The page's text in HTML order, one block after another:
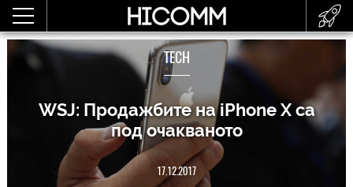
TECH
WSJ: Продажбите на iPhone X са
под очакваното
17.12.2017